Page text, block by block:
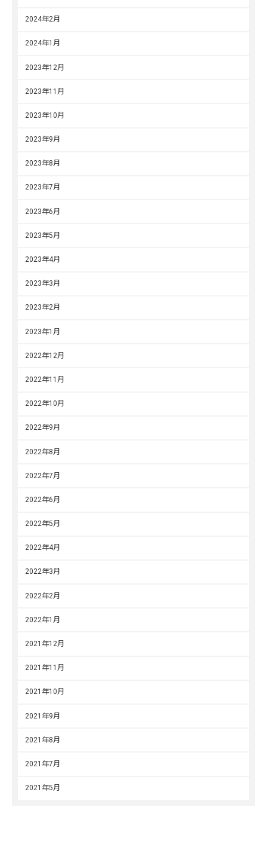
2024年2月
2024年1月
2023年12月
2023年11月
2023年10月
2023年9月
2023年8月
2023年7月
2023年6月
2023年5月
2023年4月
2023年3月
2023年2月
2023年1月
2022年12月
2022年11月
2022年10月
2022年9月
2022年8月
2022年7月
2022年6月
2022年5月
2022年4月
2022年3月
2022年2月
2022年1月
2021年12月
2021年11月
2021年10月
2021年9月
2021年8月
2021年7月
2021年5月